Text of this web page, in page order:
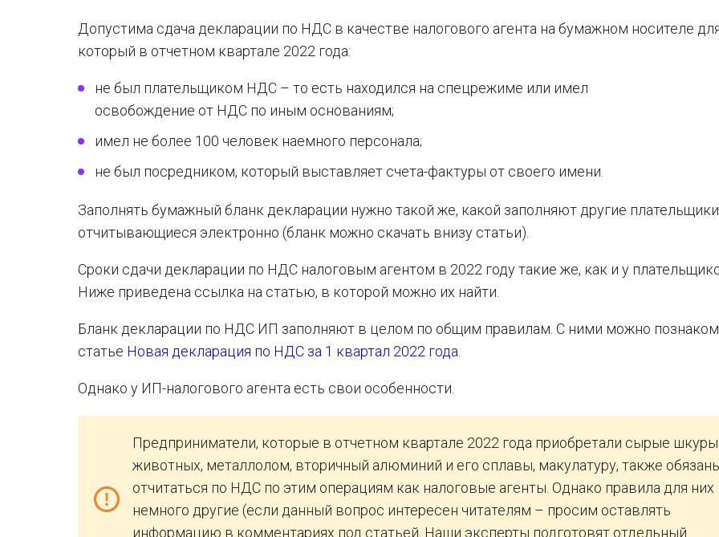
Допустима сдача декларации по НДС в качестве налогового агента на бумажном носителе
который в отчетном квартале 2022 года:
не был плательщиком НДС – то есть находился на спецрежиме или имел
освобождение от НДС по иным основаниям;
имел не более 100 человек наемного персонала;
не был посредником, который выставляет счета-фактуры от своего имени.
Заполнять бумажный бланк декларации нужно такой же, какой заполняют другие
отчитывающиеся электронно (бланк можно скачать внизу статьи).
Сроки сдачи декларации по НДС налоговым агентом в 2022 году такие же, как и у
Ниже приведена ссылка на статью, в которой можно их найти.
Бланк декларации по НДС ИП заполняют в целом по общим правилам. С ними можно
статье Новая декларация по НДС за 1 квартал 2022 года
Однако у ИП-налогового агента есть свои особенности.
Предприниматели, которые в отчетном квартале 2022 года приобретали сырые шкуры
животных, металлолом, вторичный алюминий и его сплавы, макулатуру, также
отчитаться по НДС по этим операциям как налоговые агенты. Однако правила для них
немного другие (если данный вопрос интересен читателям – просим оставлять
информацию в комментариях под статьей. Наши эксперты подготовят отдельный